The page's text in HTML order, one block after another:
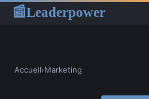
📰Leaderpower
Accueil›Marketing